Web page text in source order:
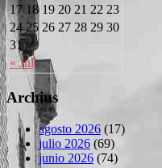
« Jul
17 18 19 20 21 22 23
24 25 26 27 28 29 30
31
Archius
agosto 2026 (17)
julio 2026 (69)
junio 2026 (74)